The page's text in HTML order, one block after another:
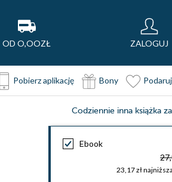
OD O,OOZŁ ZALOGUJ
Pobierz aplikację Bony
Codziennie inna książka
Ebook
23,17 zł